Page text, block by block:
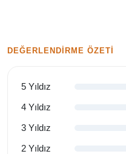
DEĞERLENDIRME ÖZETI
5 Yıldız
4 Yıldız
3 Yıldız
2 Yıldız